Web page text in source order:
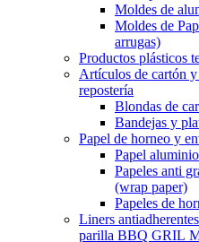
Moldes de
Moldes de
arrugas)
Productos plásticos
Artículos de cartón
repostería
Blondas de
Bandejas y
Papel de horneo y
Papel
Papeles anti
(wrap paper)
Papeles de
Liners
parilla BBQ GRIL